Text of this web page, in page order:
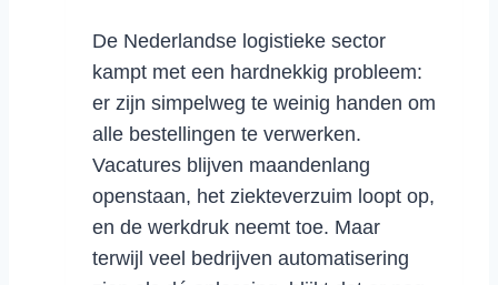
E
K
:
K
A
S
O
F
De Nederlandse logistieke sector
kampt met een hardnekkig probleem:
er zijn simpelweg te weinig handen om
alle bestellingen te verwerken.
Vacatures blijven maandenlang
openstaan, het ziekteverzuim loopt op,
en de werkdruk neemt toe. Maar
terwijl veel bedrijven automatisering